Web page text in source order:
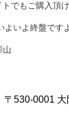
でもご購入頂
よいよ終盤です
山
〒530-0001